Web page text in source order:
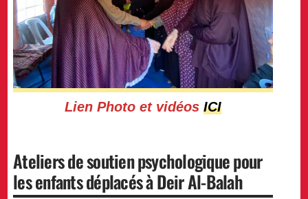
Lien Photo et vidéos ICI
Ateliers de soutien psychologique pour
les enfants déplacés à Deir Al-Balah